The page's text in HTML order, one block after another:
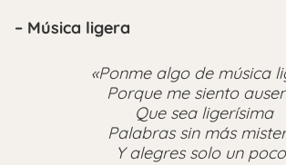
– Música ligera
«Ponme algo de música
Porque me siento
Que sea ligerísima
Palabras sin más
Y alegres solo un